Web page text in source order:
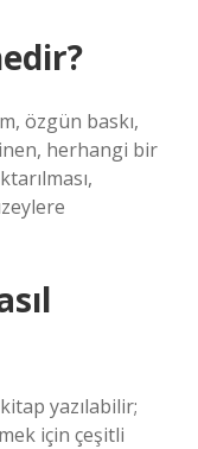
özgün baskı,
herhangi bir
yazılabilir;
için çeşitli